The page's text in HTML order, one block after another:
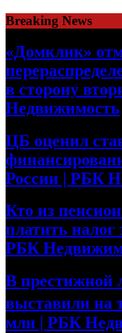
Skip
to
content
Breaking News
«Домклик»
в сторону
Недвижимость
ЦБ оценил
России | РБК
Кто из
платить налог
РБК
В престижной
выставили на
млн | РБК